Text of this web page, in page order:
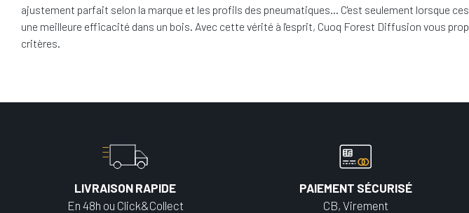
ajustement parfait selon la marque et les profils des pneumatiques… C'est seulement lorsque
une meilleure efficacité dans un bois. Avec cette vérité à l'esprit, Cuoq Forest Diffusion vous
critères.
LIVRAISON RAPIDE
En 48h ou Click&Collect
PAIEMENT SÉCURISÉ
CB, Virement